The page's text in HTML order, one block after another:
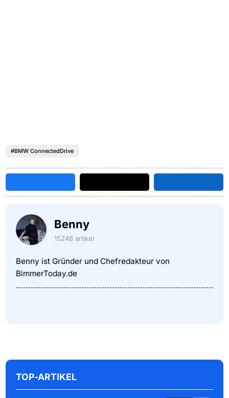
#BMW ConnectedDrive
Benny
15248 artikel
Benny ist Gründer und Chefredakteur von
BimmerToday.de
TOP-ARTIKEL